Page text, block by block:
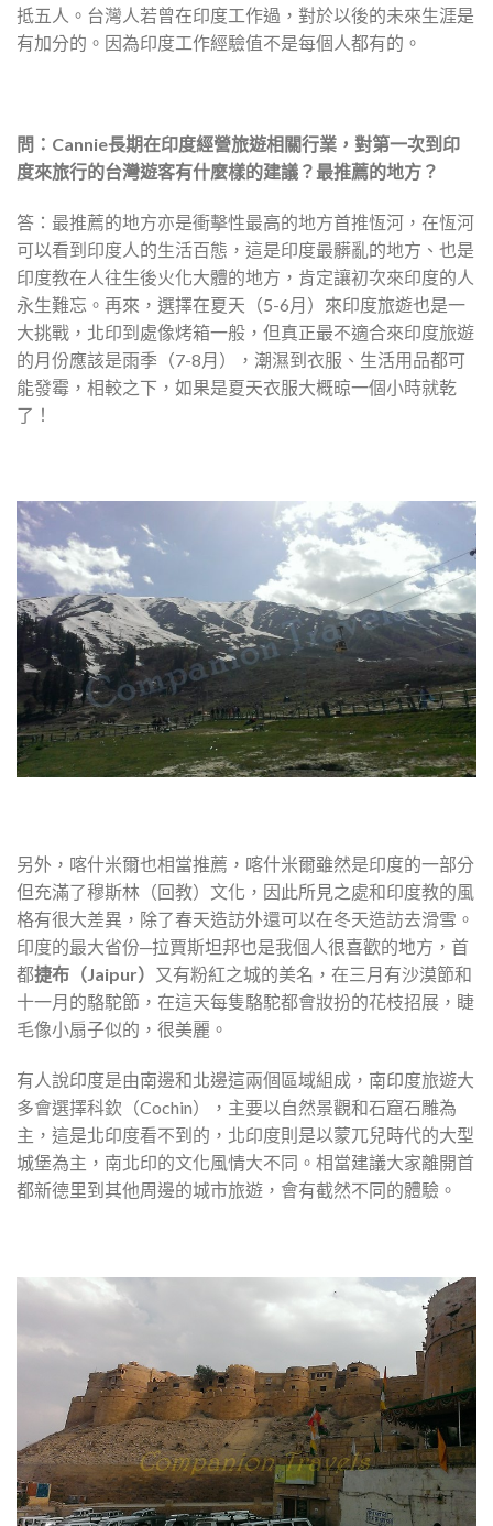
抵五人。台灣人若曾在印度工作過，對於以後的未來生涯是
有加分的。因為印度工作經驗值不是每個人都有的。
問：Cannie長期在印度經營旅遊相關行業，對第一次到印
度來旅行的台灣遊客有什麼樣的建議？最推薦的地方？
答：最推薦的地方亦是衝擊性最高的地方首推恆河，在恆河
可以看到印度人的生活百態，這是印度最髒亂的地方、也是
印度教在人往生後火化大體的地方，肯定讓初次來印度的人
永生難忘。再來，選擇在夏天（5-6月）來印度旅遊也是一
大挑戰，北印到處像烤箱一般，但真正最不適合來印度旅遊
的月份應該是雨季（7-8月），潮濕到衣服、生活用品都可
能發霉，相較之下，如果是夏天衣服大概晾一個小時就乾
了！
另外，喀什米爾也相當推薦，喀什米爾雖然是印度的一部分
但充滿了穆斯林（回教）文化，因此所見之處和印度教的風
格有很大差異，除了春天造訪外還可以在冬天造訪去滑雪。
印度的最大省份─拉賈斯坦邦也是我個人很喜歡的地方，首
都捷布（Jaipur） 又有粉紅之城的美名，在三月有沙漠節和
十一月的駱駝節，在這天每隻駱駝都會妝扮的花枝招展，睫
毛像小扇子似的，很美麗。
有人說印度是由南邊和北邊這兩個區域組成，南印度旅遊大
多會選擇科欽（Cochin），主要以自然景觀和石窟石雕為
主，這是北印度看不到的，北印度則是以蒙兀兒時代的大型
城堡為主，南北印的文化風情大不同。相當建議大家離開首
都新德里到其他周邊的城市旅遊，會有截然不同的體驗。